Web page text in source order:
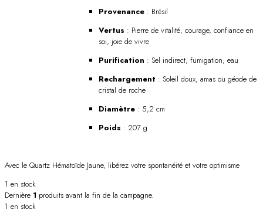
Provenance : Brésil
Vertus : Pierre de vitalité, courage, confiance en
soi, joie de vivre
Purification : Sel indirect, fumigation, eau
Rechargement : Soleil doux, amas ou géode de
cristal de roche
Diamètre : 5,2 cm
Poids : 207 g
Avec le Quartz Hématoïde Jaune, libérez votre spontanéité et votre optimisme
1 en stock
Dernière 1 produits avant la fin de la campagne.
1 en stock